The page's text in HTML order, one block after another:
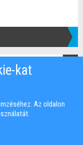
kat
Az oldalon